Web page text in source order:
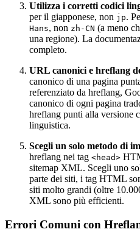
Utilizza i corretti codici
per il giapponese, non jp.
Hans, non zh-CN (a meno
una regione). La
completo.
URL canonici e hreflang
canonico di una pagina
referenziato da hreflang,
canonico di ogni pagina
hreflang punti alla versione
linguistica.
Scegli un solo metodo di
hreflang nei tag <head>
sitemap XML. Scegli uno
parte dei siti, i tag HTML
siti molto grandi (oltre
XML sono più efficienti.
Errori Comuni con